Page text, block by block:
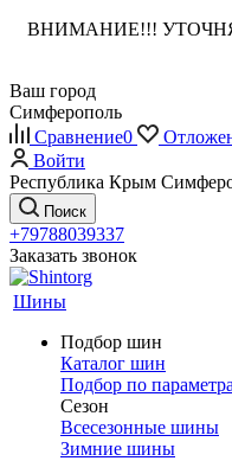
ВНИМАНИЕ!!!
Ваш город
Симферополь
Сравнение0
Войти
Республика Крым
Поиск
+79788039337
Заказать звонок
Шины
Подбор шин
Каталог шин
Подбор по
Сезон
Всесезонные шины
Зимние шины